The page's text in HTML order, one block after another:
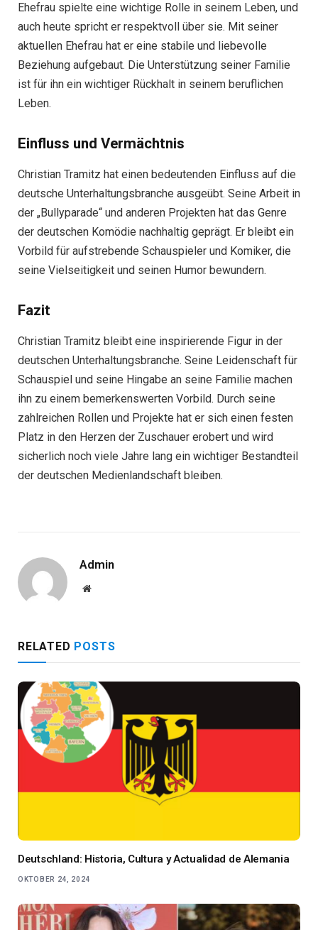
Ehefrau spielte eine wichtige Rolle in seinem Leben, und
auch heute spricht er respektvoll über sie. Mit seiner
aktuellen Ehefrau hat er eine stabile und liebevolle
Beziehung aufgebaut. Die Unterstützung seiner Familie
ist für ihn ein wichtiger Rückhalt in seinem beruflichen
Leben.
Einfluss und Vermächtnis
Christian Tramitz hat einen bedeutenden Einfluss auf die
deutsche Unterhaltungsbranche ausgeübt. Seine Arbeit in
der „Bullyparade“ und anderen Projekten hat das Genre
der deutschen Komödie nachhaltig geprägt. Er bleibt ein
Vorbild für aufstrebende Schauspieler und Komiker, die
seine Vielseitigkeit und seinen Humor bewundern.
Fazit
Christian Tramitz bleibt eine inspirierende Figur in der
deutschen Unterhaltungsbranche. Seine Leidenschaft für
Schauspiel und seine Hingabe an seine Familie machen
ihn zu einem bemerkenswerten Vorbild. Durch seine
zahlreichen Rollen und Projekte hat er sich einen festen
Platz in den Herzen der Zuschauer erobert und wird
sicherlich noch viele Jahre lang ein wichtiger Bestandteil
der deutschen Medienlandschaft bleiben.
Admin
Website
RELATED POSTS
Deutschland: Historia, Cultura y Actualidad de Alemania
OKTOBER 24, 2024